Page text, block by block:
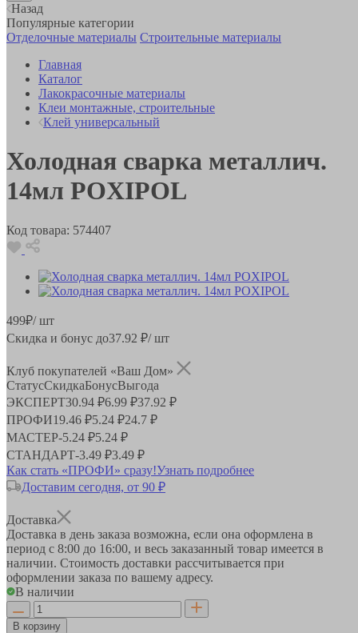
Назад
Популярные категории
Отделочные материалы Строительные материалы
Главная
Каталог
Лакокрасочные материалы
Клеи монтажные, строительные
Клей универсальный
Холодная сварка металлич.
14мл POXIPOL
Код товара: 574407
499₽/ шт
Скидка и бонус до37.92 ₽/ шт
Клуб покупателей «Ваш Дом»
СтатусСкидкаБонусВыгода
ЭКСПЕРТ30.94 ₽6.99 ₽37.92 ₽
ПРОФИ19.46 ₽5.24 ₽24.7 ₽
МАСТЕР-5.24 ₽5.24 ₽
СТАНДАРТ-3.49 ₽3.49 ₽
Как стать «ПРОФИ» сразу!Узнать подробнее
Доставим сегодня, от 90 ₽
Доставка
Доставка в день заказа возможна, если она оформлена в
период с 8:00 до 16:00, и весь заказанный товар имеется в
наличии. Стоимость доставки рассчитывается при
оформлении заказа по вашему адресу.
В наличии
В корзину